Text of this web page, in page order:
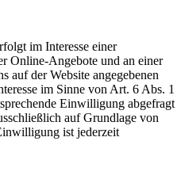
im Interesse einer
Online-Angebote und an einer
auf der Website angegebenen
im Sinne von Art. 6 Abs. 1
Einwilligung abgefragt
auf Grundlage von
ist jederzeit